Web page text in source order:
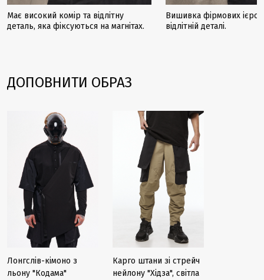
Має високий комір та відлітну
деталь, яка фіксуються на магнітах.
Вишивка фірмових
відлітній деталі.
ДОПОВНИТИ ОБРАЗ
Лонгслів-кімоно з
льону "Кодама"
Закінчується
Карго штани зі стрейч
нейлону "Хідза", світла